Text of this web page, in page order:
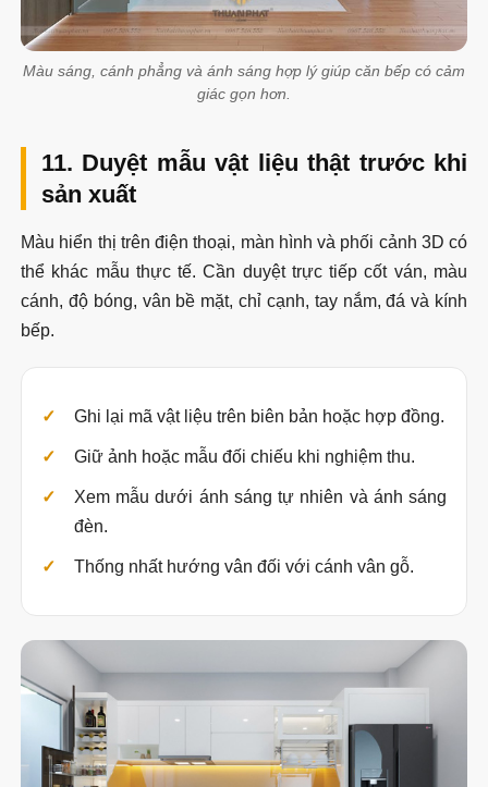
Màu sáng, cánh phẳng và ánh sáng hợp lý giúp căn bếp có cảm
giác gọn hơn.
11. Duyệt mẫu vật liệu thật trước khi
sản xuất
Màu hiển thị trên điện thoại, màn hình và phối cảnh 3D có
thể khác mẫu thực tế. Cần duyệt trực tiếp cốt ván, màu
cánh, độ bóng, vân bề mặt, chỉ cạnh, tay nắm, đá và kính
bếp.
Ghi lại mã vật liệu trên biên bản hoặc hợp đồng.
Giữ ảnh hoặc mẫu đối chiếu khi nghiệm thu.
Xem mẫu dưới ánh sáng tự nhiên và ánh sáng
đèn.
Thống nhất hướng vân đối với cánh vân gỗ.